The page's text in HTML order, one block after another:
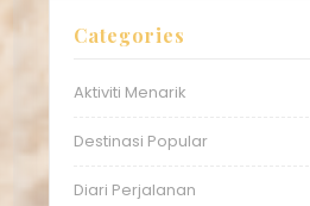
Categories
Aktiviti Menarik
Destinasi Popular
Diari Perjalanan